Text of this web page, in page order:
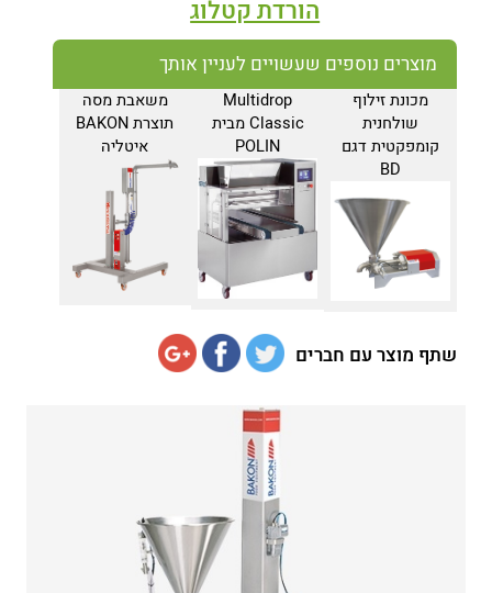
הורדת קטלוג
מוצרים נוספים שעשויים לעניין אותך
מכונת זילוף
שולחנית
קומפקטית דגם
BD
Multidrop
Classic מבית
POLIN
משאבת מסה
תוצרת BAKON
איטליה
שתף מוצר עם חברים